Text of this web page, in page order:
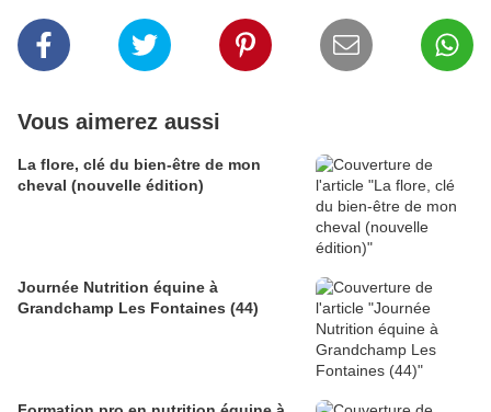
Vous aimerez aussi
La flore, clé du bien-être de mon
cheval (nouvelle édition)
Journée Nutrition équine à
Grandchamp Les Fontaines (44)